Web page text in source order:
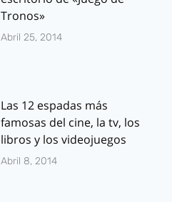
Tronos»
Abril 25, 2014
Las 12 espadas más
famosas del cine, la tv, los
libros y los videojuegos
Abril 8, 2014